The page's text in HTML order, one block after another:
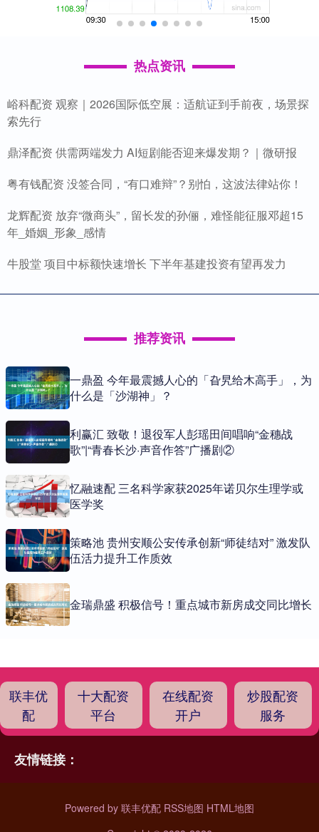
热点资讯
峪科配资 观察｜2026国际低空展：适航证到手前夜，场景探
索先行
鼎泽配资 供需两端发力 AI短剧能否迎来爆发期？｜微研报
粤有钱配资 没签合同，“有口难辩”？别怕，这波法律站你！
龙辉配资 放弃“微商头”，留长发的孙俪，难怪能征服邓超15
年_婚姻_形象_感情
牛股堂 项目中标额快速增长 下半年基建投资有望再发力
推荐资讯
一鼎盈 今年最震撼人心的「旮旯给木高手」，为
什么是「沙湖神」？
利赢汇 致敬！退役军人彭瑶田间唱响“金穗战
歌”|“青春长沙·声音作答”广播剧②
忆融速配 三名科学家获2025年诺贝尔生理学或
医学奖
策略池 贵州安顺公安传承创新“师徒结对” 激发队
伍活力提升工作质效
金瑞鼎盛 积极信号！重点城市新房成交同比增长
联丰优
配
十大配资
平台
在线配资
开户
炒股配资
服务
友情链接：
Powered by 联丰优配 RSS地图 HTML地图